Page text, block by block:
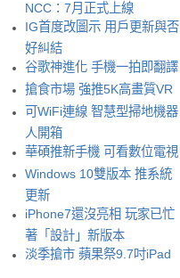
NCC：7月正式上線
IG首度改圖示 用戶更新與否
好糾結
谷歌神進化 手機一拍即翻譯
搶食市場 強推5K高畫質VR
可WiFi連線 智慧型掃地機器
人開箱
華碩推新手機 可看數位電視
Windows 10雙版本 推系統
更新
iPhone7還沒亮相 玩家已忙
著「設計」新版本
淡季搶市 蘋果祭9.7吋iPad